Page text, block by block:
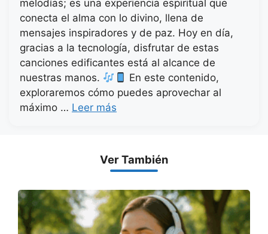
melodías; es una experiencia espiritual que
conecta el alma con lo divino, llena de
mensajes inspiradores y de paz. Hoy en día,
gracias a la tecnología, disfrutar de estas
canciones edificantes está al alcance de
nuestras manos.
En este contenido,
exploraremos cómo puedes aprovechar al
máximo … Leer más
Ver También